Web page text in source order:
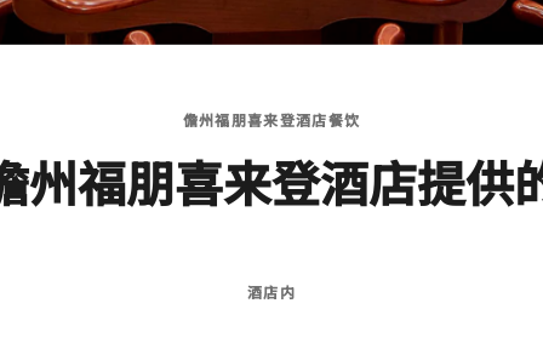
儋州福朋喜来登酒店餐饮
州福朋喜来登酒店提供
酒店内